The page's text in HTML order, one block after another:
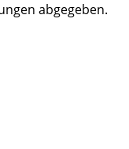
abgegeben.